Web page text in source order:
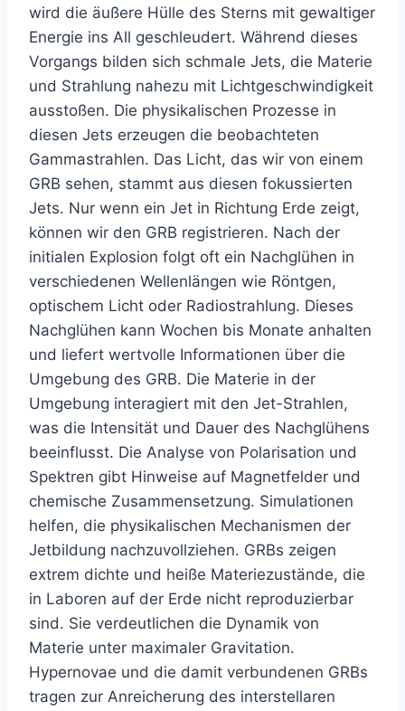
wird die äußere Hülle des Sterns mit gewaltiger
Energie ins All geschleudert. Während dieses
Vorgangs bilden sich schmale Jets, die Materie
und Strahlung nahezu mit Lichtgeschwindigkeit
ausstoßen. Die physikalischen Prozesse in
diesen Jets erzeugen die beobachteten
Gammastrahlen. Das Licht, das wir von einem
GRB sehen, stammt aus diesen fokussierten
Jets. Nur wenn ein Jet in Richtung Erde zeigt,
können wir den GRB registrieren. Nach der
initialen Explosion folgt oft ein Nachglühen in
verschiedenen Wellenlängen wie Röntgen,
optischem Licht oder Radiostrahlung. Dieses
Nachglühen kann Wochen bis Monate anhalten
und liefert wertvolle Informationen über die
Umgebung des GRB. Die Materie in der
Umgebung interagiert mit den Jet-Strahlen,
was die Intensität und Dauer des Nachglühens
beeinflusst. Die Analyse von Polarisation und
Spektren gibt Hinweise auf Magnetfelder und
chemische Zusammensetzung. Simulationen
helfen, die physikalischen Mechanismen der
Jetbildung nachzuvollziehen. GRBs zeigen
extrem dichte und heiße Materiezustände, die
in Laboren auf der Erde nicht reproduzierbar
sind. Sie verdeutlichen die Dynamik von
Materie unter maximaler Gravitation.
Hypernovae und die damit verbundenen GRBs
tragen zur Anreicherung des interstellaren